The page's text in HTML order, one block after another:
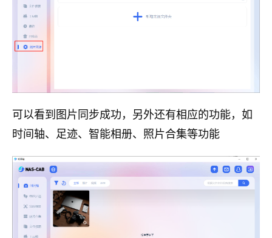
可以看到图片同步成功，另外还有相应的功能，如
时间轴、足迹、智能相册、照片合集等功能